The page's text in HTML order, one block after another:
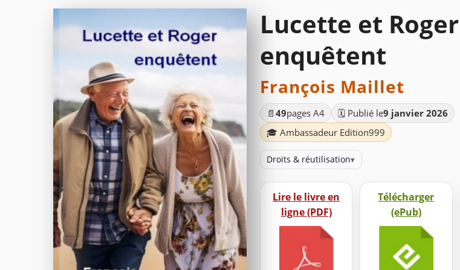
Lucette et Roger
enquêtent
François Maillet
📄 49pages A4 🗓️ Publié le9 janvier 2026
🎓 Ambassadeur Edition999
Droits & réutilisation▾
Lire le livre en
ligne (PDF)
Télécharger
(ePub)